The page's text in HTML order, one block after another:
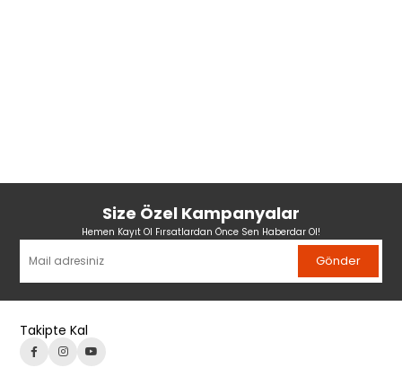
Size Özel Kampanyalar
Hemen Kayıt Ol Fırsatlardan Önce Sen Haberdar Ol!
Gönder
Takipte Kal